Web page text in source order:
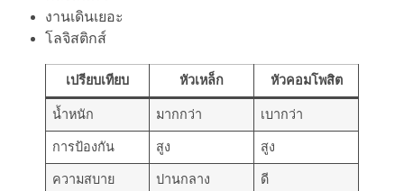
งานเดินเยอะ
โลจิสติกส์
เปรียบเทียบ หัวเหล็ก หัวคอมโพสิต
น้ำหนัก มากกว่า เบากว่า
การป้องกัน สูง สูง
ความสบาย ปานกลาง ดี